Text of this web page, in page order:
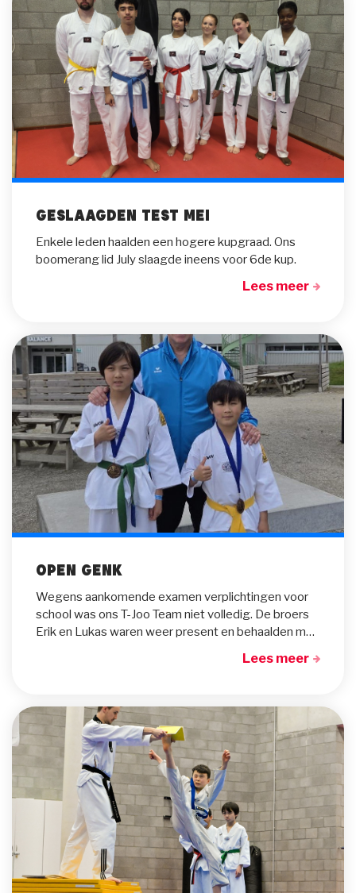
Geslaagden test mei
Enkele leden haalden een hogere kupgraad. Ons
boomerang lid July slaagde ineens voor 6de kup.
Lees meer
Open Genk
Wegens aankomende examen verplichtingen voor
school was ons T-Joo Team niet volledig. De broers
Erik en Lukas waren weer present en behaalden mooie resultaten.
Lees meer